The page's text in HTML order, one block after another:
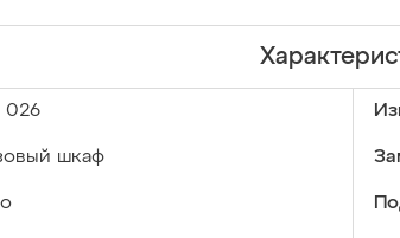
026
шкаф